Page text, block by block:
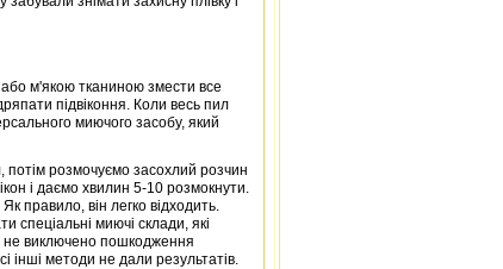
м'якою тканиною змести все
підвіконня. Коли весь пил
миючого засобу, який
розмочуємо засохлий розчин
і даємо хвилин 5-10 розмокнути.
правило, він легко відходить.
миючі склади, які
не виключено пошкодження
інші методи не дали результатів.